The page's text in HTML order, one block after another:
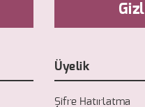
Üyelik
Şifre Hatırlatma